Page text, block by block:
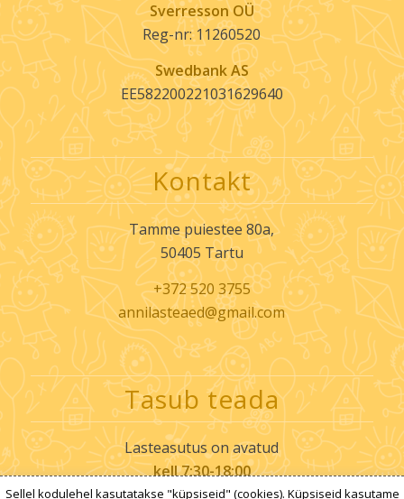
Sverresson OÜ
Reg-nr: 11260520
Swedbank AS
EE582200221031629640
Kontakt
Tamme puiestee 80a,
50405 Tartu
+372 520 3755
annilasteaed@gmail.com
Tasub teada
Lasteasutus on avatud
kell 7:30-18:00
Sellel kodulehel kasutatakse "küpsiseid" (cookies). Küpsiseid kasutame